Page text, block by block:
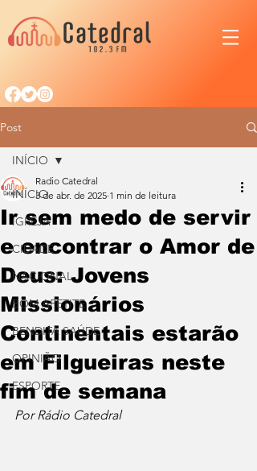
Post
INÍCIO
IGREJA
CIDADE
NACIONAL
BOM APETITE
BENDITA SAÚDE
OPINIÃO
ESPORTE
INÍCIO
Ir sem medo de servir
e encontrar o Amor de
Deus: Jovens
Missionários
Continentais estarão
em Filgueiras neste
fim de semana
Radio Catedral
3 de abr. de 2025 1 min de leitura
Por Rádio Catedral